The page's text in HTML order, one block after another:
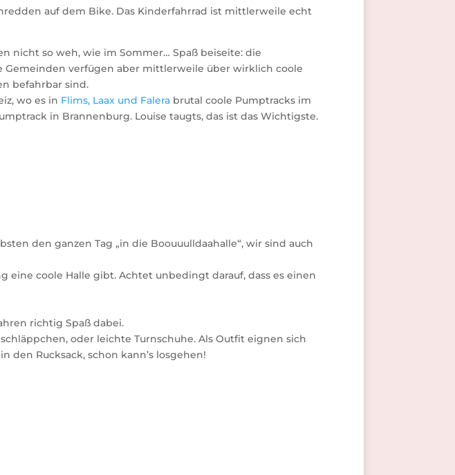
auf dem Bike. Das Kinderfahrrad ist mittlerweile echt
nicht so weh, wie im Sommer… Spaß beiseite: die
verfügen aber mittlerweile über wirklich coole
befahrbar sind.
wo es in Flims, Laax und Falera brutal coole Pumptracks im
in Brannenburg. Louise taugts, das ist das Wichtigste.
den ganzen Tag „in die Boouuulldaahalle“, wir sind auch
eine coole Halle gibt. Achtet unbedingt darauf, dass es einen
richtig Spaß dabei.
oder leichte Turnschuhe. Als Outfit eignen sich
den Rucksack, schon kann’s losgehen!